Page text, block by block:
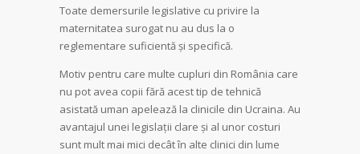
Toate demersurile legislative cu privire la
maternitatea surogat nu au dus la o
reglementare suficientă și specifică.
Motiv pentru care multe cupluri din România care
nu pot avea copii fără acest tip de tehnică
asistată uman apelează la clinicile din Ucraina. Au
avantajul unei legislații clare și al unor costuri
sunt mult mai mici decât în alte clinici din lume